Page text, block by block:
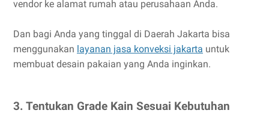
vendor ke alamat rumah atau perusahaan Anda.
Dan bagi Anda yang tinggal di Daerah Jakarta bisa
menggunakan layanan jasa konveksi jakarta untuk
membuat desain pakaian yang Anda inginkan.
3. Tentukan Grade Kain Sesuai Kebutuhan